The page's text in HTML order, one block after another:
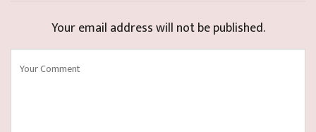
Your email address will not be published.